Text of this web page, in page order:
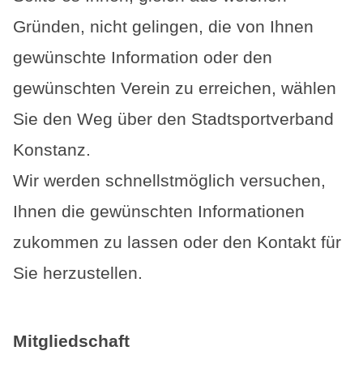
Gründen, nicht gelingen, die von Ihnen
gewünschte Information oder den
gewünschten Verein zu erreichen, wählen
Sie den Weg über den Stadtsportverband
Konstanz.
Wir werden schnellstmöglich versuchen,
Ihnen die gewünschten Informationen
zukommen zu lassen oder den Kontakt für
Sie herzustellen.
Mitgliedschaft